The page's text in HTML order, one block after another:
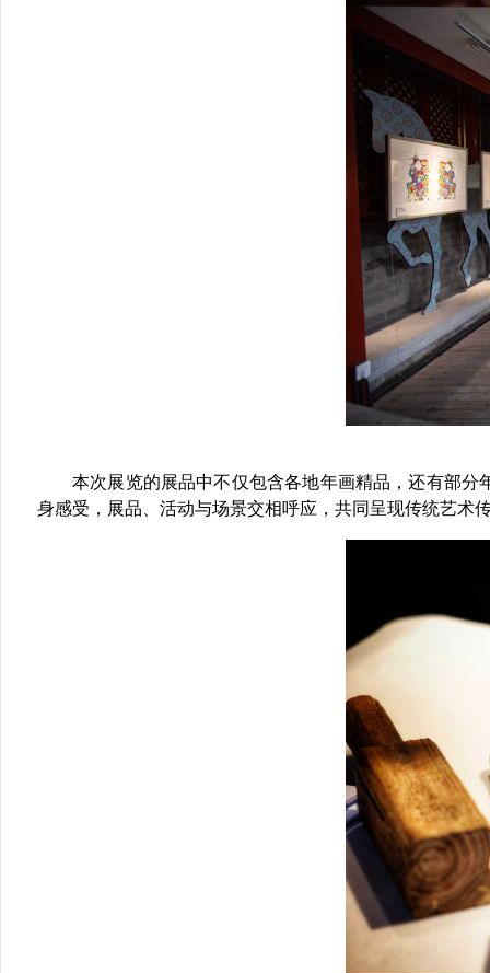
本次展览的展品中不仅包含各地年画精品，还有部分
身感受，展品、活动与场景交相呼应，共同呈现传统艺术